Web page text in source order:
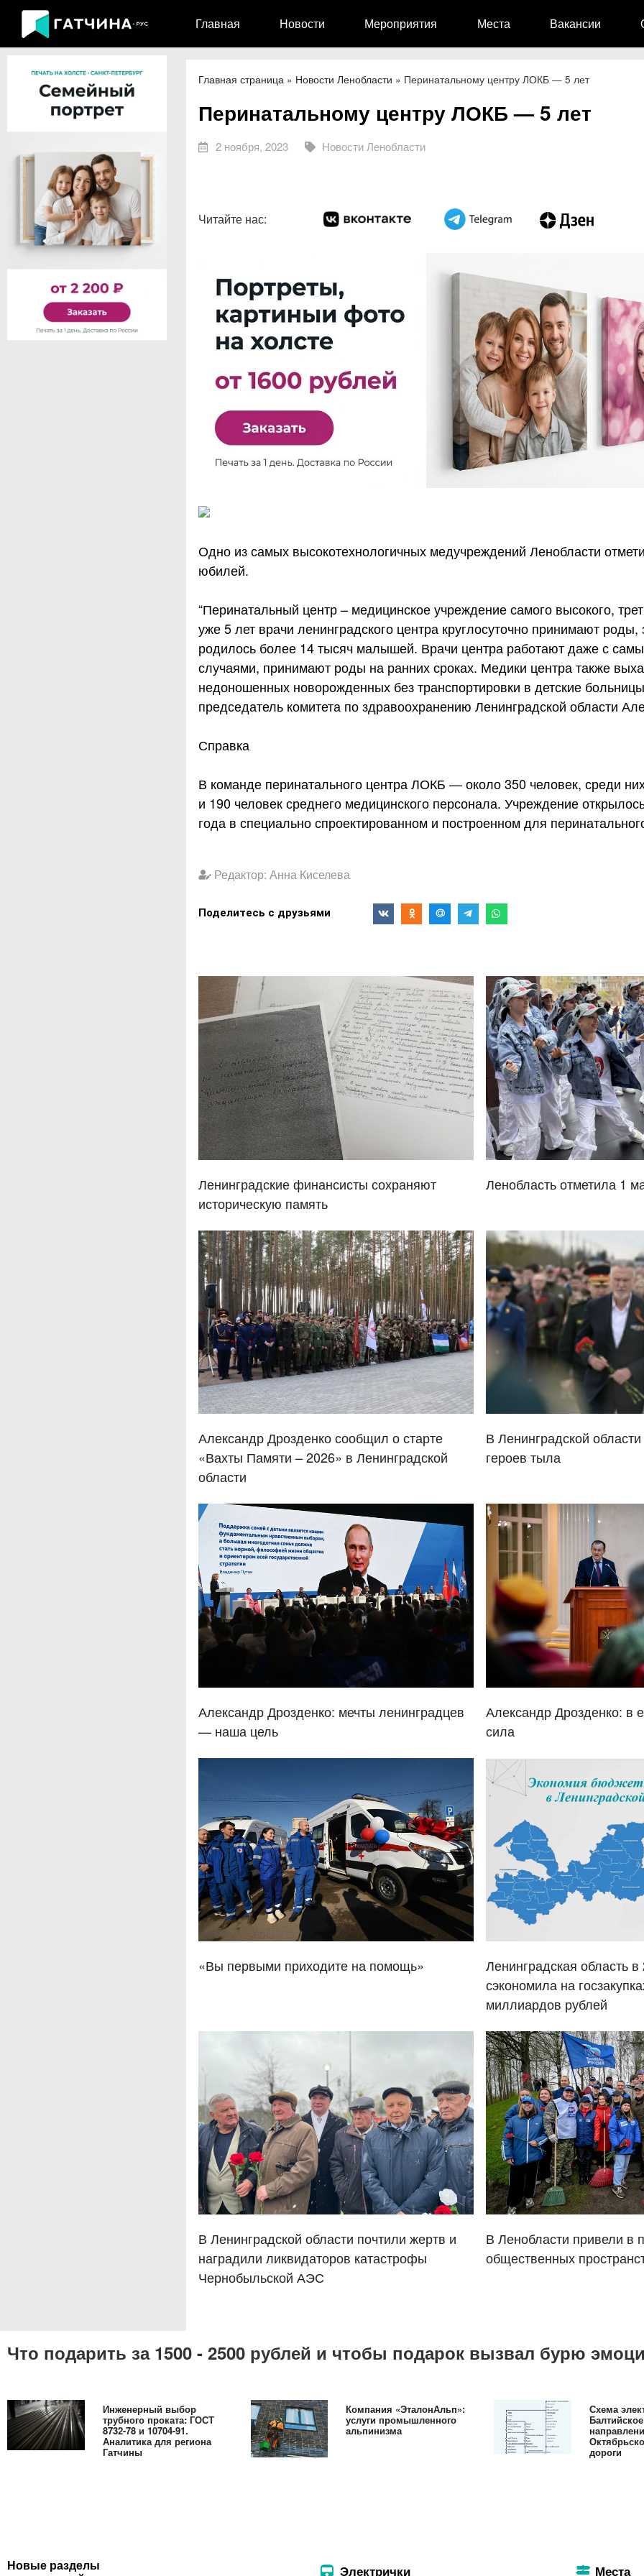
Главная Новости Мероприятия Места Вакансии
Главная страница» Новости Ленобласти » Перинатальному центру ЛОКБ — 5 лет
Перинатальному центру ЛОКБ — 5 лет
2 ноября, 2023 Новости Ленобласти
Читайте нас:
Одно из самых высокотехнологичных медучреждений Ленобласти
юбилей.
“Перинатальный центр – медицинское учреждение самого высокого,
уже 5 лет врачи ленинградского центра круглосуточно принимают роды,
родилось более 14 тысяч малышей. Врачи центра работают даже с
случаями, принимают роды на ранних сроках. Медики центра также
недоношенных новорожденных без транспортировки в детские
председатель комитета по здравоохранению Ленинградской области
Справка
В команде перинатального центра ЛОКБ — около 350 человек, среди
и 190 человек среднего медицинского персонала. Учреждение
года в специально спроектированном и построенном для
Редактор: Анна Киселева
Поделитесь с друзьями
Ленинградские финансисты сохраняют
историческую память
Ленобласть отметила 1
Александр Дрозденко сообщил о старте
«Вахты Памяти – 2026» в Ленинградской
области
В Ленинградской
героев тыла
Александр Дрозденко: мечты ленинградцев
— наша цель
Александр Дрозденко: в
сила
«Вы первыми приходите на помощь»
Ленинградская область в
сэкономила на
миллиардов рублей
В Ленинградской области почтили жертв и
наградили ликвидаторов катастрофы
Чернобыльской АЭС
В Ленобласти привели в
общественных
Что подарить за 1500 - 2500 рублей и чтобы подарок вызвал бурю
Инженерный выбор
трубного проката: ГОСТ
8732-78 и 10704-91.
Аналитика для региона
Гатчины
Компания «ЭталонАльп»:
услуги промышленного
альпинизма
Схема
дороги
Новые разделы
Электрички Места